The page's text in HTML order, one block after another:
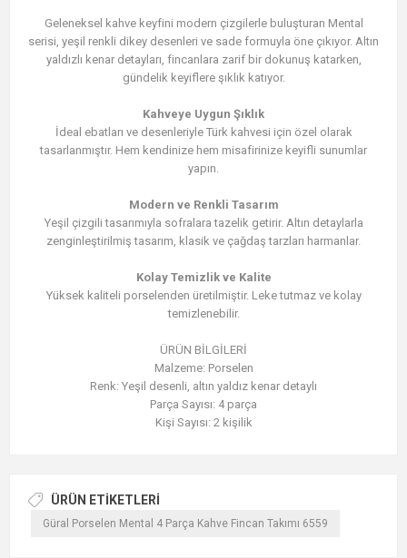
Geleneksel kahve keyfini modern çizgilerle buluşturan Mental
serisi, yeşil renkli dikey desenleri ve sade formuyla öne çıkıyor. Altın
yaldızlı kenar detayları, fincanlara zarif bir dokunuş katarken,
gündelik keyiflere şıklık katıyor.
Kahveye Uygun Şıklık
İdeal ebatları ve desenleriyle Türk kahvesi için özel olarak
tasarlanmıştır. Hem kendinize hem misafirinize keyifli sunumlar
yapın.
Modern ve Renkli Tasarım
Yeşil çizgili tasarımıyla sofralara tazelik getirir. Altın detaylarla
zenginleştirilmiş tasarım, klasik ve çağdaş tarzları harmanlar.
Kolay Temizlik ve Kalite
Yüksek kaliteli porselenden üretilmiştir. Leke tutmaz ve kolay
temizlenebilir.
ÜRÜN BİLGİLERİ
Malzeme: Porselen
Renk: Yeşil desenli, altın yaldız kenar detaylı
Parça Sayısı: 4 parça
Kişi Sayısı: 2 kişilik
ÜRÜN ETIKETLERI
Güral Porselen Mental 4 Parça Kahve Fincan Takımı 6559